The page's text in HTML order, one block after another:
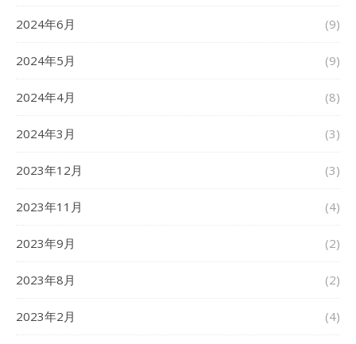
2024年6月 (9)
2024年5月 (9)
2024年4月 (8)
2024年3月 (3)
2023年12月 (3)
2023年11月 (4)
2023年9月 (2)
2023年8月 (2)
2023年2月 (4)